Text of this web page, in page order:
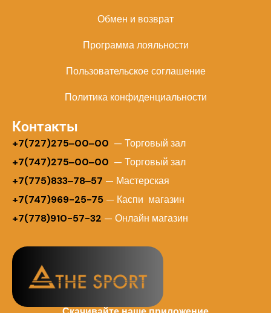
Обмен и возврат
Программа лояльности
Пользовательское соглашение
Политика конфиденциальности
Контакты
+7(727)275‒00‒00 — Торговый зал
+7(747)275‒00‒00 — Торговый зал
+7(775)833‒78‒57 — Мастерская
+7(747)969-25-75 — Каспи магазин
+7(778)910-57-32 — Онлайн магазин